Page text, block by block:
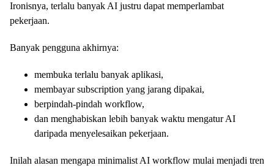
Ironisnya, terlalu banyak AI justru dapat memperlambat
pekerjaan.
Banyak pengguna akhirnya:
membuka terlalu banyak aplikasi,
membayar subscription yang jarang dipakai,
berpindah-pindah workflow,
dan menghabiskan lebih banyak waktu mengatur AI
daripada menyelesaikan pekerjaan.
Inilah alasan mengapa minimalist AI workflow mulai menjadi tren